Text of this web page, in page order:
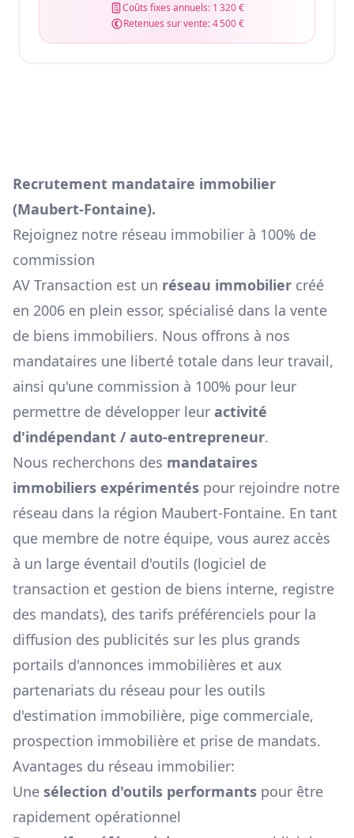
Coûts fixes annuels: 1 320 €
Retenues sur vente:4 500 €
Recrutement mandataire immobilier
(Maubert-Fontaine).
Rejoignez notre réseau immobilier à 100% de
commission
AV Transaction est un réseau immobilier créé
en 2006 en plein essor, spécialisé dans la vente
de biens immobiliers. Nous offrons à nos
mandataires une liberté totale dans leur travail,
ainsi qu'une commission à 100% pour leur
permettre de développer leur activité
d'indépendant / auto-entrepreneur.
Nous recherchons des mandataires
immobiliers expérimentés pour rejoindre notre
réseau dans la région Maubert-Fontaine. En tant
que membre de notre équipe, vous aurez accès
à un large éventail d'outils (logiciel de
transaction et gestion de biens interne, registre
des mandats), des tarifs préférenciels pour la
diffusion des publicités sur les plus grands
portails d'annonces immobilières et aux
partenariats du réseau pour les outils
d'estimation immobilière, pige commerciale,
prospection immobilière et prise de mandats.
Avantages du réseau immobilier:
Une sélection d'outils performants pour être
rapidement opérationnel